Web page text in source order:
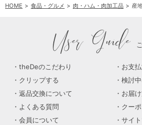
HOME
食品・グルメ 肉・ハム・肉加工品 産
User Guide
theDeのこだわり
お支
クリップする
検討
返品交換について
お届
よくある質問
クー
会員について
サイ